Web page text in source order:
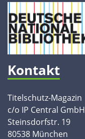
Kontakt
Titelschutz-Magazin
c/o IP Central GmbH
Steinsdorfstr. 19
80538 München